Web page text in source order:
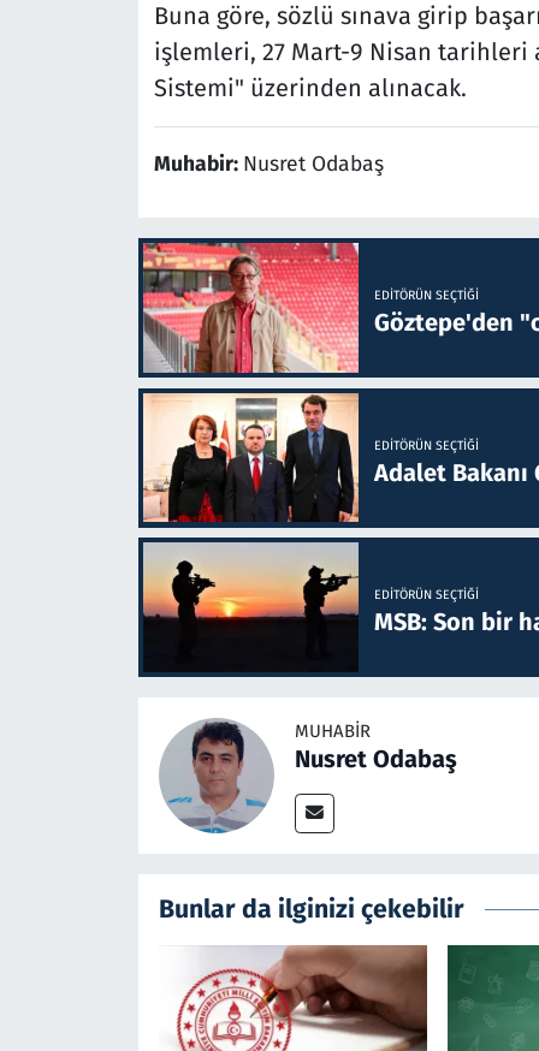
Buna göre, sözlü sınava girip
işlemleri, 27 Mart-9 Nisan tarihleri
Sistemi" üzerinden alınacak.
Muhabir: Nusret Odabaş
EDITÖRÜN SEÇTIĞI
Göztepe'den
EDITÖRÜN SEÇTIĞI
Adalet
EDITÖRÜN SEÇTIĞI
MSB: Son bir
MUHABIR
Nusret Odabaş
Bunlar da ilginizi çekebilir